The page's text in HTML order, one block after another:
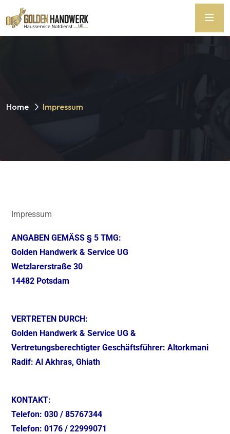
Home Impressum
Impressum
ANGABEN GEMÄSS § 5 TMG:
Golden Handwerk & Service UG
Wetzlarerstraße 30
14482 Potsdam
VERTRETEN DURCH:
Golden Handwerk & Service UG &
Vertretungsberechtigter Geschäftsführer: Altorkmani
Radif: Al Akhras, Ghiath
KONTAKT:
Telefon: 030 / 85767344
Telefon: 0176 / 22999071